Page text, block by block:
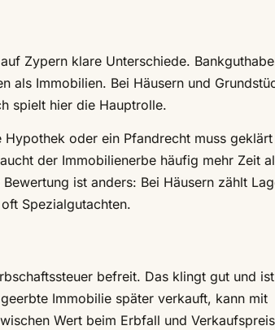
Zypern klare Unterschiede.
als Immobilien. Bei Häusern und
spielt hier die Hauptrolle.
oder ein Pfandrecht muss geklärt
der Immobilienerbe häufig mehr Zeit
ist anders: Bei Häusern zählt
Spezialgutachten.
befreit. Das klingt gut und
Immobilie später verkauft, kann mit
Wert beim Erbfall und